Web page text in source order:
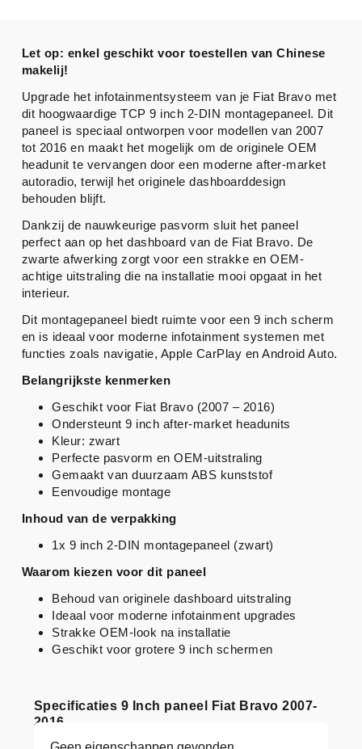
Specificaties 9 Inch paneel Fiat Bravo 2007-
2016
Let op: enkel geschikt voor toestellen van Chinese
makelij!
Upgrade het infotainmentsysteem van je Fiat Bravo met
dit hoogwaardige TCP 9 inch 2-DIN montagepaneel. Dit
paneel is speciaal ontworpen voor modellen van 2007
tot 2016 en maakt het mogelijk om de originele OEM
headunit te vervangen door een moderne after-market
autoradio, terwijl het originele dashboarddesign
behouden blijft.
Dankzij de nauwkeurige pasvorm sluit het paneel
perfect aan op het dashboard van de Fiat Bravo. De
zwarte afwerking zorgt voor een strakke en OEM-
achtige uitstraling die na installatie mooi opgaat in het
interieur.
Dit montagepaneel biedt ruimte voor een 9 inch scherm
en is ideaal voor moderne infotainment systemen met
functies zoals navigatie, Apple CarPlay en Android Auto.
Belangrijkste kenmerken
Geschikt voor Fiat Bravo (2007 – 2016)
Ondersteunt 9 inch after-market headunits
Kleur: zwart
Perfecte pasvorm en OEM-uitstraling
Gemaakt van duurzaam ABS kunststof
Eenvoudige montage
Inhoud van de verpakking
1x 9 inch 2-DIN montagepaneel (zwart)
Waarom kiezen voor dit paneel
Behoud van originele dashboard uitstraling
Ideaal voor moderne infotainment upgrades
Strakke OEM-look na installatie
Geschikt voor grotere 9 inch schermen